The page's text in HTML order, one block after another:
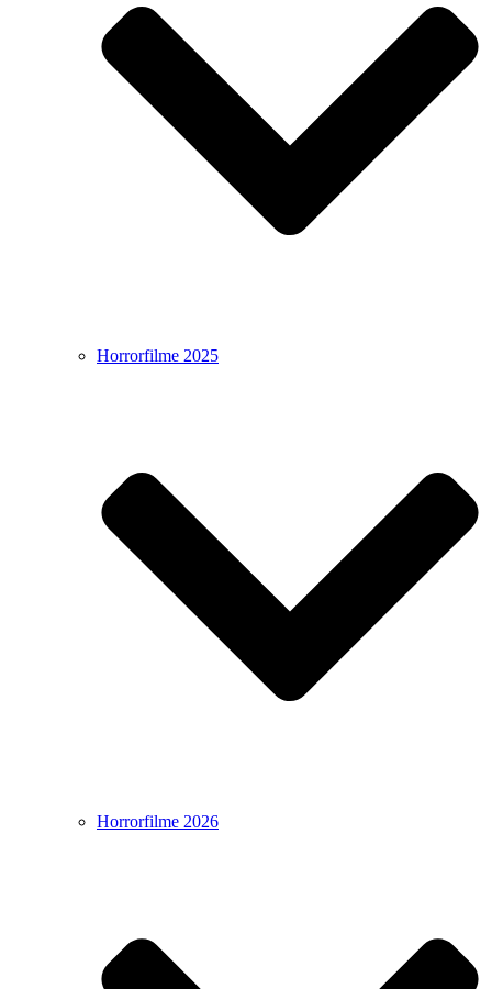
Horrorfilme 2025
Horrorfilme 2026